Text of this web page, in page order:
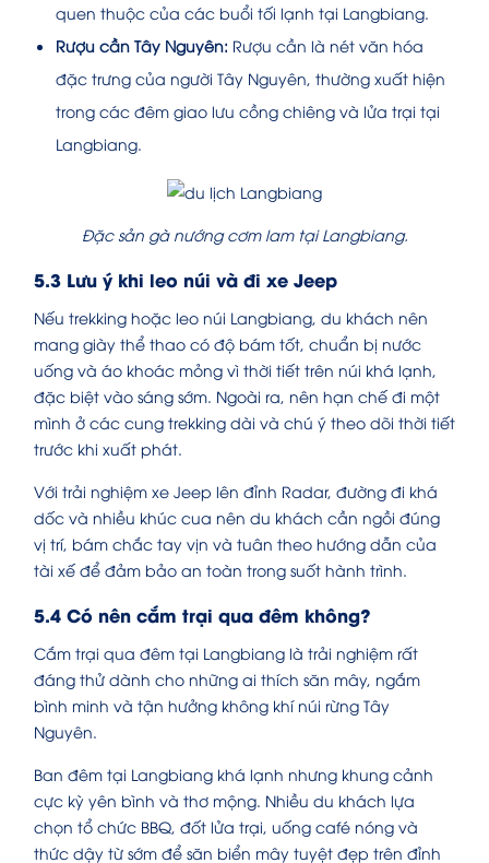
quen thuộc của các buổi tối lạnh tại Langbiang.
Rượu cần Tây Nguyên: Rượu cần là nét văn hóa
đặc trưng của người Tây Nguyên, thường xuất hiện
trong các đêm giao lưu cồng chiêng và lửa trại tại
Langbiang.
Đặc sản gà nướng cơm lam tại Langbiang.
5.3 Lưu ý khi leo núi và đi xe Jeep
Nếu trekking hoặc leo núi Langbiang, du khách nên
mang giày thể thao có độ bám tốt, chuẩn bị nước
uống và áo khoác mỏng vì thời tiết trên núi khá lạnh,
đặc biệt vào sáng sớm. Ngoài ra, nên hạn chế đi một
mình ở các cung trekking dài và chú ý theo dõi thời tiết
trước khi xuất phát.
Với trải nghiệm xe Jeep lên đỉnh Radar, đường đi khá
dốc và nhiều khúc cua nên du khách cần ngồi đúng
vị trí, bám chắc tay vịn và tuân theo hướng dẫn của
tài xế để đảm bảo an toàn trong suốt hành trình.
5.4 Có nên cắm trại qua đêm không?
Cắm trại qua đêm tại Langbiang là trải nghiệm rất
đáng thử dành cho những ai thích săn mây, ngắm
bình minh và tận hưởng không khí núi rừng Tây
Nguyên.
Ban đêm tại Langbiang khá lạnh nhưng khung cảnh
cực kỳ yên bình và thơ mộng. Nhiều du khách lựa
chọn tổ chức BBQ, đốt lửa trại, uống café nóng và
thức dậy từ sớm để săn biển mây tuyệt đẹp trên đỉnh